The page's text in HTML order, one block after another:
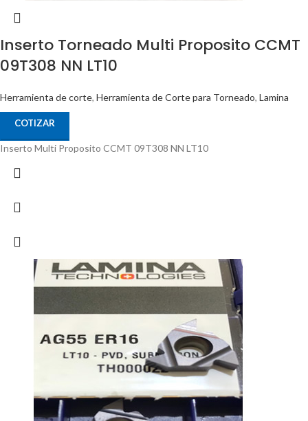
Inserto Torneado Multi Proposito CCMT
09T308 NN LT10
Herramienta de corte, Herramienta de Corte para Torneado, Lamina
COTIZAR
Inserto Multi Proposito CCMT 09T308 NN LT10